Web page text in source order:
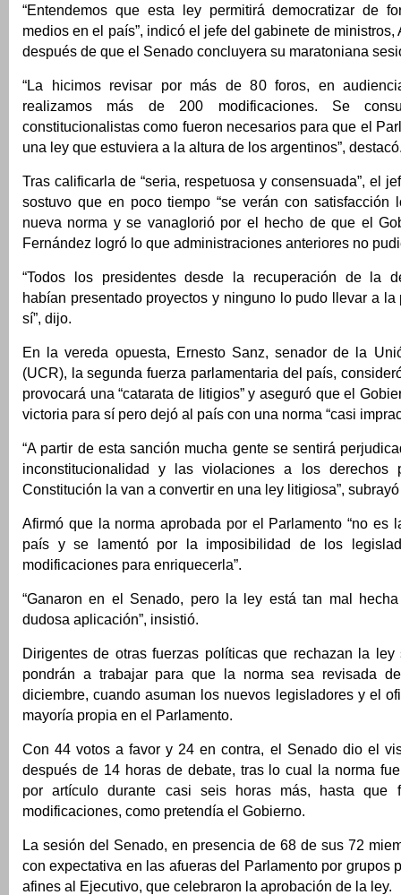
“Entendemos que esta ley permitirá democratizar de
medios en el país”, indicó el jefe del gabinete de ministros,
después de que el Senado concluyera su maratoniana
“La hicimos revisar por más de 80 foros, en
realizamos más de 200 modificaciones. Se
constitucionalistas como fueron necesarios para que el
una ley que estuviera a la altura de los argentinos”,
Tras calificarla de “seria, respetuosa y consensuada”, el
sostuvo que en poco tiempo “se verán con satisfacción
nueva norma y se vanaglorió por el hecho de que el
Fernández logró lo que administraciones anteriores no
“Todos los presidentes desde la recuperación de la
habían presentado proyectos y ninguno lo pudo llevar a la
sí”, dijo.
En la vereda opuesta, Ernesto Sanz, senador de la
(UCR), la segunda fuerza parlamentaria del país,
provocará una “catarata de litigios” y aseguró que el
victoria para sí pero dejó al país con una norma “casi
“A partir de esta sanción mucha gente se sentirá
inconstitucionalidad y las violaciones a los derechos
Constitución la van a convertir en una ley litigiosa”,
Afirmó que la norma aprobada por el Parlamento “no es
país y se lamentó por la imposibilidad de los
modificaciones para enriquecerla”.
“Ganaron en el Senado, pero la ley está tan mal
dudosa aplicación”, insistió.
Dirigentes de otras fuerzas políticas que rechazan la ley
pondrán a trabajar para que la norma sea revisada
diciembre, cuando asuman los nuevos legisladores y el
mayoría propia en el Parlamento.
Con 44 votos a favor y 24 en contra, el Senado dio el
después de 14 horas de debate, tras lo cual la norma
por artículo durante casi seis horas más, hasta que
modificaciones, como pretendía el Gobierno.
La sesión del Senado, en presencia de 68 de sus 72
con expectativa en las afueras del Parlamento por grupos
afines al Ejecutivo, que celebraron la aprobación de la ley.